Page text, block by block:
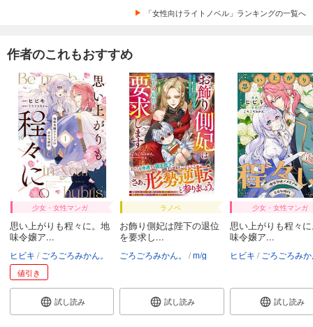
「女性向けライトノベル」ランキングの一覧へ
作者のこれもおすすめ
少女・女性マンガ
思い上がりも程々に。地
味令嬢ア...
ヒビキ ごろごろみかん。
値引き
試し読み
ラノベ
お飾り側妃は陛下の退位
を要求し...
ごろごろみかん。 m/g
試し読み
少女・女性マンガ
思い上がりも程々
味令嬢ア...
ヒビキ ごろごろみ
試し読み